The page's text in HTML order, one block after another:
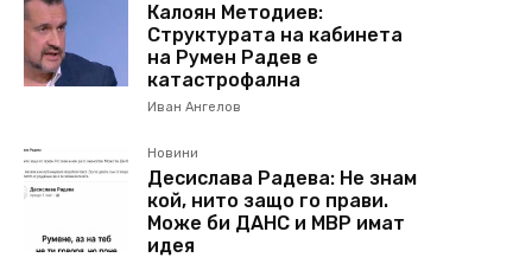
Калоян Методиев:
Структурата на кабинета
на Румен Радев е
катастрофална
Иван Ангелов
Новини
Десислава Радева: Не знам
кой, нито защо го прави.
Може би ДАНС и МВР имат
идея